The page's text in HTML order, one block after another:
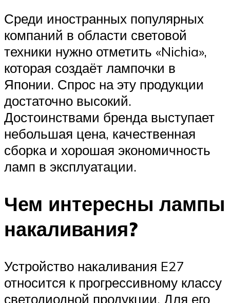
Среди иностранных популярных
компаний в области световой
техники нужно отметить «Nichia»,
которая создаёт лампочки в
Японии. Спрос на эту продукции
достаточно высокий.
Достоинствами бренда выступает
небольшая цена, качественная
сборка и хорошая экономичность
ламп в эксплуатации.
Чем интересны лампы
накаливания?
Устройство накаливания E27
относится к прогрессивному классу
светодиодной продукции. Для его